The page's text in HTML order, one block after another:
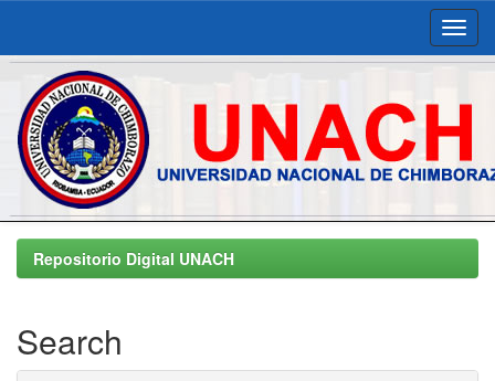
Skip
navigationRepositorio Digital UNACH
Search